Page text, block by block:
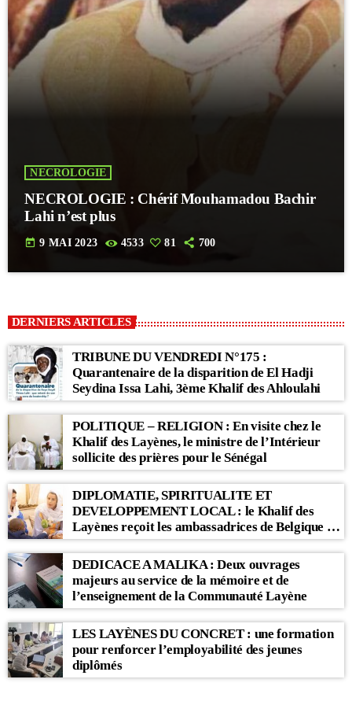
NECROLOGIE
NECROLOGIE : Chérif Mouhamadou Bachir
Lahi n’est plus
today 9 MAI 2023 4533 81 700
DERNIERS ARTICLES
TRIBUNE DU VENDREDI N°175 :
Quarantenaire de la disparition de El Hadji
Seydina Issa Lahi, 3ème Khalif des Ahloulahi
POLITIQUE – RELIGION : En visite chez le
Khalif des Layènes, le ministre de l’Intérieur
sollicite des prières pour le Sénégal
DIPLOMATIE, SPIRITUALITE ET
DEVELOPPEMENT LOCAL : le Khalif des
Layènes reçoit les ambassadrices de Belgique et
des Pays-Bas
DEDICACE A MALIKA : Deux ouvrages
majeurs au service de la mémoire et de
l’enseignement de la Communauté Layène
LES LAYÈNES DU CONCRET : une formation
pour renforcer l’employabilité des jeunes
diplômés